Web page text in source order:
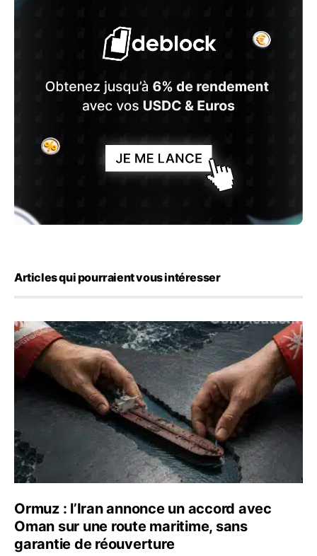
Articles qui pourraient vous intéresser
Ormuz : l’Iran annonce un accord avec Oman sur une
Ormuz : l’Iran annonce un accord avec
Oman sur une route maritime, sans
garantie de réouverture